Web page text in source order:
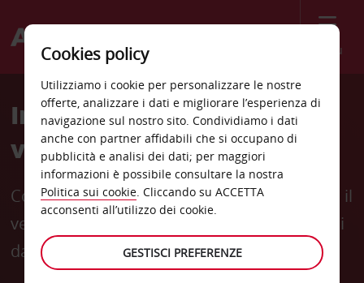
Menù
Inizia il tuo viaggio più
velocemente
Con Avis First, il tuo concierge ti consegnerà il
veicolo in una zona riservata a pochi secondi
dall'uscita del Terminal.
Cookies policy
Utilizziamo i cookie per personalizzare le nostre
offerte, analizzare i dati e migliorare l’esperienza di
navigazione sul nostro sito. Condividiamo i dati
anche con partner affidabili che si occupano di
pubblicità e analisi dei dati; per maggiori
informazioni è possibile consultare la nostra
Politica sui cookie. Cliccando su ACCETTA
acconsenti all’utilizzo dei cookie.
GESTISCI PREFERENZE